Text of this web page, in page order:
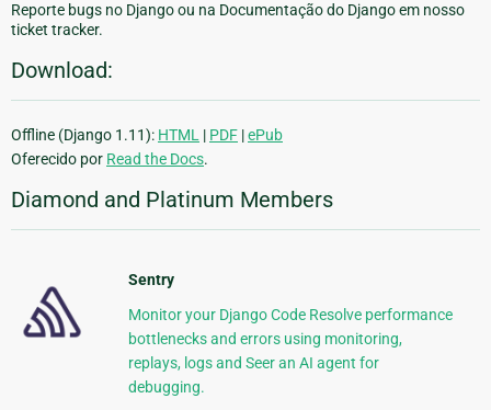
Reporte bugs no Django ou na Documentação do Django em nosso
ticket tracker.
Download:
Offline (Django 1.11): HTML | PDF |ePub
Oferecido por Read the Docs.
Diamond and Platinum Members
Sentry
Monitor your Django Code Resolve performance
bottlenecks and errors using monitoring,
replays, logs and Seer an AI agent for
debugging.